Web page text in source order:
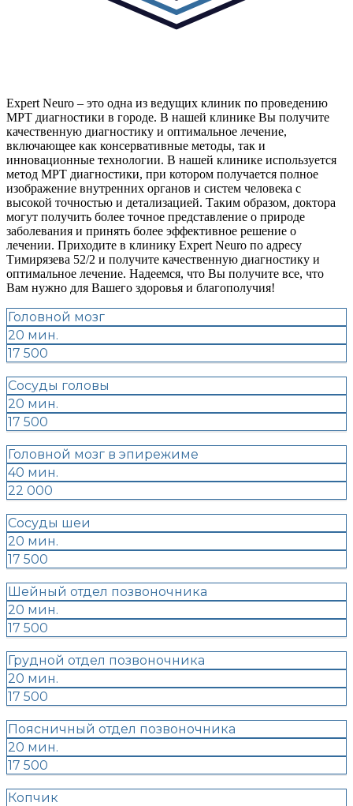
Expert Neuro – это одна из ведущих клиник по проведению
МРТ диагностики в городе. В нашей клинике Вы получите
качественную диагностику и оптимальное лечение,
включающее как консервативные методы, так и
инновационные технологии. В нашей клинике используется
метод МРТ диагностики, при котором получается полное
изображение внутренних органов и систем человека с
высокой точностью и детализацией. Таким образом, доктора
могут получить более точное представление о природе
заболевания и принять более эффективное решение о
лечении. Приходите в клинику Expert Neuro по адресу
Тимирязева 52/2 и получите качественную диагностику и
оптимальное лечение. Надеемся, что Вы получите все, что
Вам нужно для Вашего здоровья и благополучия!
Головной мозг
20 мин.
17 500
Сосуды головы
20 мин.
17 500
Головной мозг в эпирежиме
40 мин.
22 000
Сосуды шеи
20 мин.
17 500
Шейный отдел позвоночника
20 мин.
17 500
Грудной отдел позвоночника
20 мин.
17 500
Поясничный отдел позвоночника
20 мин.
17 500
Копчик